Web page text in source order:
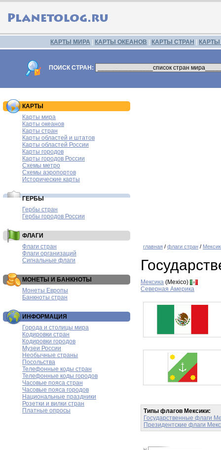
КАРТЫ МИРА КАРТЫ ОКЕАНОВ КАРТЫ СТРАН
ПОИСК СТРАН:
КАРТЫ
Карты мира
Карты океанов
Карты стран
Карты областей и штатов
Карты областей России
Карты городов
Карты городов России
Схемы метро
Схемы аэропортов
Исторические карты
ГЕРБЫ
Гербы стран
Гербы городов России
ФЛАГИ
Флаги стран
Флаги организаций
Сигнальные флаги
МОНЕТЫ И БАНКНОТЫ
Монеты Европы
Банкноты стран
ИНФОРМАЦИЯ
Города и столицы мира
Кодировки стран
Кодировки городов
Музеи России
Необычные страны
Посольства
Телефонные коды стран
Телефонные коды городов
Часовые пояса стран
Часовые пояса городов
Национальные праздники
Розетки и вилки стран
Платные опросы
главная / флаги стран /
Мексика (Mexico)
Северная Америка
Типы флагов Мексики:
Государственные флаги
Президентские флаги